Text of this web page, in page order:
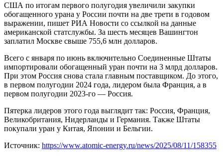
США по итогам первого полугодия увеличили закупки
обогащенного урана у России почти на две трети в годовом
выражении, пишет РИА Новости со ссылкой на данные
американской статслужбы. За шесть месяцев Вашингтон
заплатил Москве свыше 755,6 млн долларов.
Всего с января по июнь включительно Соединенные Штаты
импортировали обогащенный уран почти на 3 млрд долларов.
При этом Россия снова стала главным поставщиком. До этого,
в первом полугодии 2024 года, лидером была Франция, а в
первом полугодии 2023-го — Россия.
Пятерка лидеров этого года выглядит так: Россия, Франция,
Великобритания, Нидерланды и Германия. Также Штаты
покупали уран у Китая, Японии и Бельгии.
Источник: https://www.atomic-energy.ru/news/2025/08/11/158355